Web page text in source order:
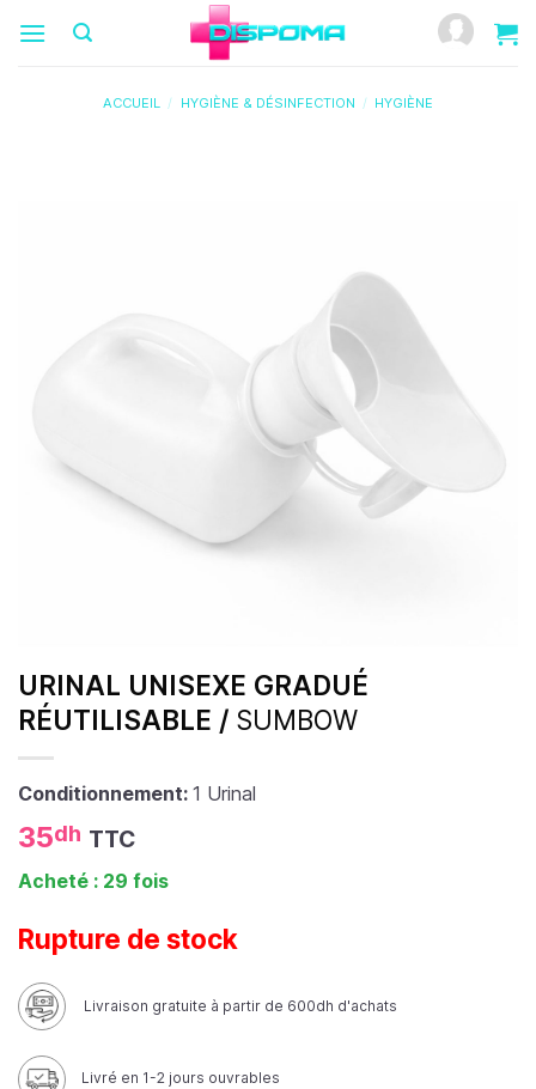
ACCUEIL / HYGIÈNE & DÉSINFECTION / HYGIÈNE
URINAL UNISEXE GRADUÉ
RÉUTILISABLE / SUMBOW
Conditionnement: 1 Urinal
35dh TTC
Acheté : 29 fois
Rupture de stock
Livraison gratuite à partir de 600dh d'achats
Livré en 1-2 jours ouvrables